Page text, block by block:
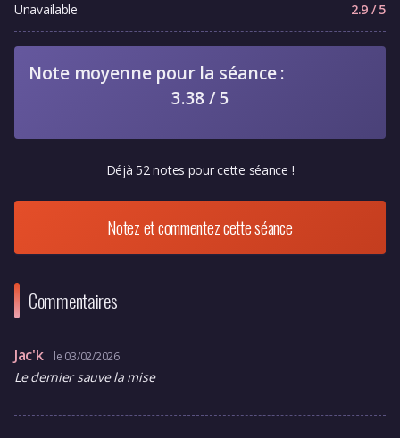
Unavailable 2.9 / 5
Note moyenne pour la séance :
3.38 / 5
Déjà 52 notes pour cette séance !
Notez et commentez cette séance
Commentaires
Jac'k le 03/02/2026
Le dernier sauve la mise